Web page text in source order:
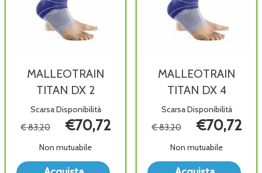
MALLEOTRAIN
TITAN DX 2
Scarsa Disponibilità
€ 83,20 €70,72
Non mutuabile
Acquista MALLEOTRAIN
MALLEOTRAIN
TITAN DX 4
Scarsa Disponibilità
€ 83,20 €70,72
Non mutuabile